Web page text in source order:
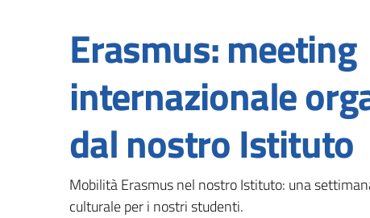
Erasmus: meeting
internazionale
dal nostro Istituto
Mobilità Erasmus nel nostro Istituto: una
culturale per i nostri studenti.